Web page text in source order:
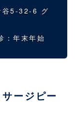
谷5-32-6 グ
年末年始
ージピー